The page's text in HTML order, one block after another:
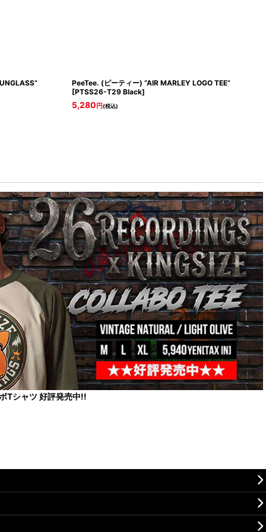
PeeTee. (ピーティー) “AIR MARLEY LOGO TEE”
[PTSS26-T29 Black]
5,280 円(税込)
Tシャツ 好評発売中!!